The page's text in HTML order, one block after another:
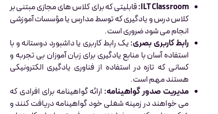
ILT Classroom: قابلیتی که برای کلاس های مجازی مبتنی بر
کلاس درس و یادگیری که توسط مدارس یا مؤسسات آموزشی
انجام می شود ضروری است.
رابط کاربری بصری:یک رابط کاربری یا داشبورد دوستانه و با
استفاده آسان با منابع یادگیری برای زبان آموزان بی تجربه و
کسانی که تازه در استفاده از فناوری یادگیری الکترونیکی
هستند مهم است.
مدیریت صدور گواهینامه: ارائه گواهینامه برای افرادی که
می خواهند در زمینه شغلی خود گواهینامه دریافت کنند و